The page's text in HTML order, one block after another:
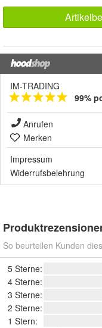
IM-TRADING
99%
Anrufen
Merken
Impressum
Widerrufsbelehrung
So beurteilen Kunden
5 Sterne:
4 Sterne:
3 Sterne:
2 Sterne:
1 Stern: